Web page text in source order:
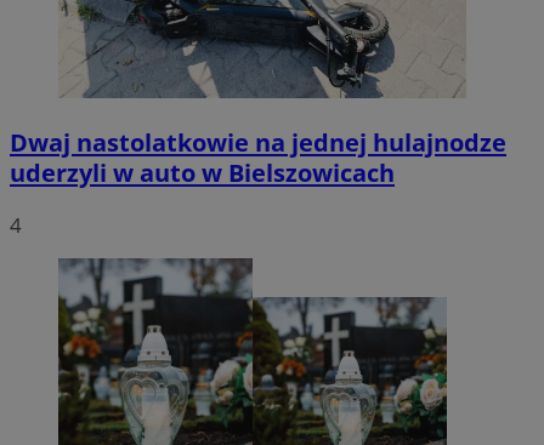
Dwaj nastolatkowie na jednej hulajnodze
uderzyli w auto w Bielszowicach
4